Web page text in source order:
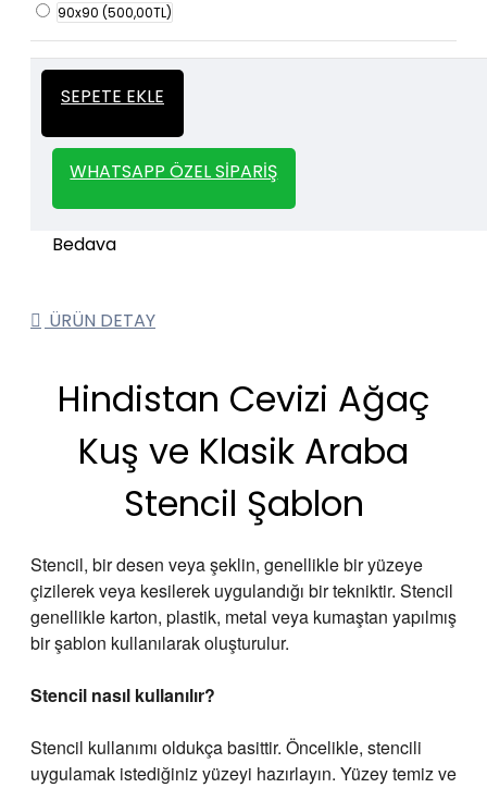
90x90 (500,00TL)
SEPETE EKLE
WHATSAPP ÖZEL SIPARIŞ
Kalın
İtalyan Sıva ve Dekorasyon amaçlı
kullanılan kalın stencil siparişleriniz için
geçebilirsiniz.
ÜRÜN DETAY
Hindistan Cevizi Ağaç
Kuş ve Klasik Araba
Stencil Şablon
Stencil, bir desen veya şeklin, genellikle bir yüzeye
çizilerek veya kesilerek uygulandığı bir tekniktir. Stencil
genellikle karton, plastik, metal veya kumaştan yapılmış
bir şablon kullanılarak oluşturulur.
Stencil nasıl kullanılır?
Stencil kullanımı oldukça basittir. Öncelikle, stencili
uygulamak istediğiniz yüzeyi hazırlayın. Yüzey temiz ve